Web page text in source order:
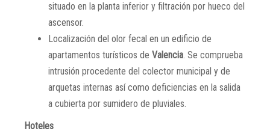
situado en la planta inferior y filtración por hueco del
ascensor.
Localización del olor fecal en un edificio de
apartamentos turísticos de Valencia. Se comprueba
intrusión procedente del colector municipal y de
arquetas internas así como deficiencias en la salida
a cubierta por sumidero de pluviales.
Hoteles